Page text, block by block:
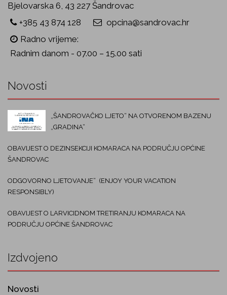
Bjelovarska 6, 43 227 Šandrovac
+385 43 874 128
opcina@sandrovac.hr
Radno vrijeme:
Radnim danom - 07.00 – 15.00 sati
Novosti
„ŠANDROVAČKO LJETO“ NA OTVORENOM BAZENU
„GRADINA“
OBAVIJEST O DEZINSEKCIJI KOMARACA NA PODRUČJU OPĆINE
ŠANDROVAC
ODGOVORNO LJETOVANJE“ (ENJOY YOUR VACATION
RESPONSIBLY)
OBAVIJEST O LARVICIDNOM TRETIRANJU KOMARACA NA
PODRUČJU OPĆINE ŠANDROVAC
Izdvojeno
Novosti